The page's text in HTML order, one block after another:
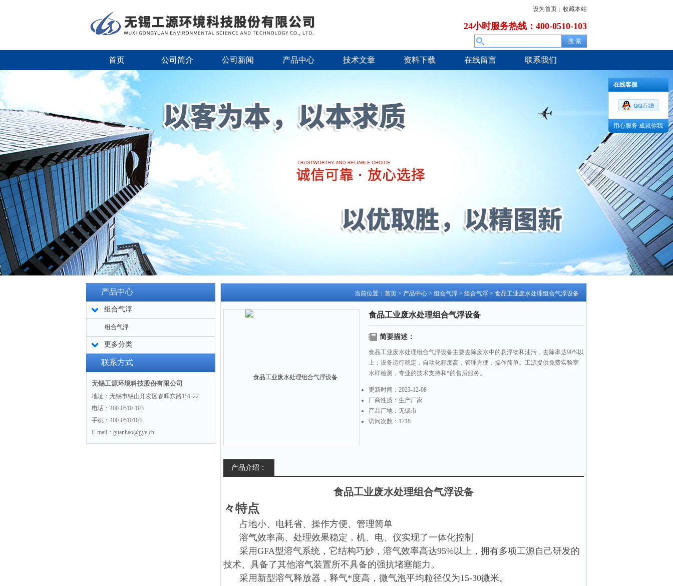
设为首页 | 收藏本站
24小时服务热线：400-0510-103
首页 公司简介 公司新闻 产品中心 技术文章 资料下载 在线留言 联系我们
产品中心
组合气浮
组合气浮
更多分类
联系方式
无锡工源环境科技股份有限公司
地址：无锡市锡山开发区春晖东路151-22
电话：400-0510-103
手机：400-0510103
E-mail：guanhao@gye.cn
当前位置： 首页 > 产品中心 > 组合气浮 > 组合气浮 > 食品工业废水处理组合气浮设备
食品工业废水处理组合气浮设备
简要描述：
食品工业废水处理组合气浮设备主要去除废水中的悬浮物和油污，去除率达90%以
上；设备运行稳定，自动化程度高，管理方便，操作简单。工源提供免费实验室
水样检测，专业的技术支持和*的售后服务。
更新时间： 2023-12-08
厂商性质： 生产厂家
产品厂地： 无锡市
访问次数： 1718
产品介绍：
食品工业废水处理组合气浮设备
々特点
占地小、电耗省、操作方便、管理简单
溶气效率高、处理效果稳定，机、电、仪实现了一体化控制
采用GFA型溶气系统，它结构巧妙，溶气效率高达95%以上，拥有多项工源自己研发的
技术、具备了其他溶气装置所不具备的强抗堵塞能力。
采用新型溶气释放器，释气*度高，微气泡平均粒径仅为15-30微米。
在线客服
用心服务 成就你我